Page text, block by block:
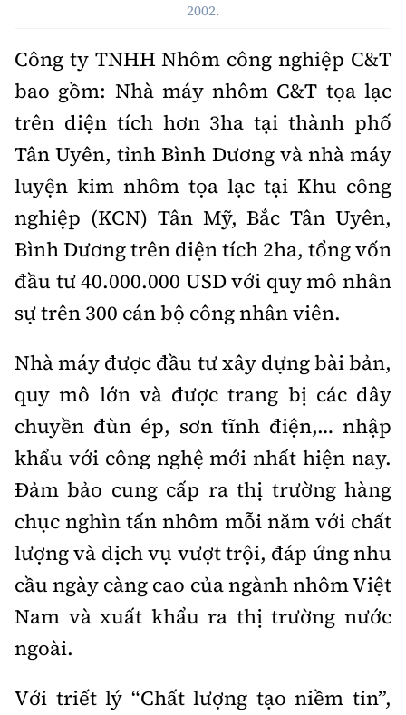
Mời thầu - Đấu thầu
Thi viết về GTVT
360 độ thể thao
Tư vấn
Thời sự Quốc tế
Hồ sơ tài liệu
Thế giới giao thông
Thế giới xây dựng
Đi ++
Du lịch
Khám phá
Lối sống
Ẩm thực
Video
Thời sự
Khám phá
Camera giao thông
Câu chuyện giao thông
Cơ quan chủ quản: Bộ Xây dựng
Giấy phép số: 03/GP-BVHTTDL, cấp ngày 1/4/2025.
Tòa soạn: Số 2 Nguyễn Công Hoan, phường Giảng Võ,
Hà Nội.
Tổng biên tập: Nguyễn Thị Hồng Nga
Phó Tổng biên tập:
Nguyễn Sơn Tùng,
Nguyễn Đức Thắng, La Đức Hùng
0901 514 799
Quảng cáo và Phát hành:
0915 057 282
Email:bandoc@baoxaydung.vn
Cấm sao chép dưới mọi hình thức nếu không có sự
chấp thuận bằng văn bản.
2002.
Công ty TNHH Nhôm công nghiệp C&T
bao gồm: Nhà máy nhôm C&T tọa lạc
trên diện tích hơn 3ha tại thành phố
Tân Uyên, tỉnh Bình Dương và nhà máy
luyện kim nhôm tọa lạc tại Khu công
nghiệp (KCN) Tân Mỹ, Bắc Tân Uyên,
Bình Dương trên diện tích 2ha, tổng vốn
đầu tư 40.000.000 USD với quy mô nhân
sự trên 300 cán bộ công nhân viên.
Nhà máy được đầu tư xây dựng bài bản,
quy mô lớn và được trang bị các dây
chuyền đùn ép, sơn tĩnh điện,… nhập
khẩu với công nghệ mới nhất hiện nay.
Đảm bảo cung cấp ra thị trường hàng
chục nghìn tấn nhôm mỗi năm với chất
lượng và dịch vụ vượt trội, đáp ứng nhu
cầu ngày càng cao của ngành nhôm Việt
Nam và xuất khẩu ra thị trường nước
ngoài.
Với triết lý “Chất lượng tạo niềm tin”,